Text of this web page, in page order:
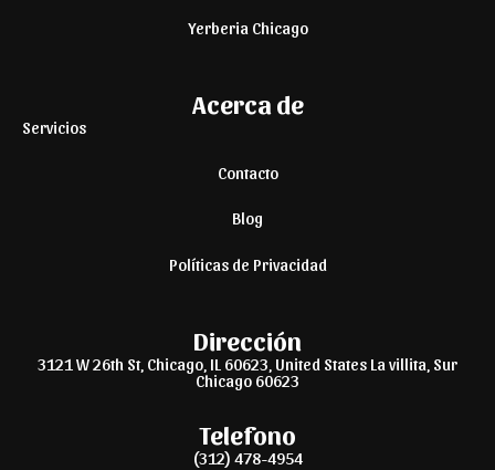
Yerberia Chicago
Acerca de
Servicios
Contacto
Blog
Políticas de Privacidad
Dirección
3121 W 26th St, Chicago, IL 60623, United States La villita, Sur
Chicago 60623
Telefono
(312) 478-4954